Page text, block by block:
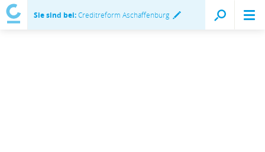
Sie sind bei:Creditreform Aschaffenburg